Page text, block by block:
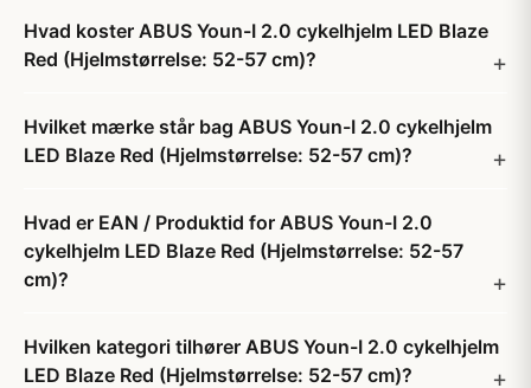
Hvad koster ABUS Youn-I 2.0 cykelhjelm LED Blaze
Red (Hjelmstørrelse: 52-57 cm)?
Hvilket mærke står bag ABUS Youn-I 2.0 cykelhjelm
LED Blaze Red (Hjelmstørrelse: 52-57 cm)?
Hvad er EAN / Produktid for ABUS Youn-I 2.0
cykelhjelm LED Blaze Red (Hjelmstørrelse: 52-57
cm)?
Hvilken kategori tilhører ABUS Youn-I 2.0 cykelhjelm
LED Blaze Red (Hjelmstørrelse: 52-57 cm)?